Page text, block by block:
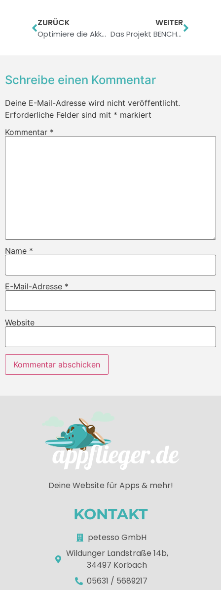
ZURÜCK
Optimiere die Akkuleistung Deines iPhones mit Normal
WEITER
Das Projekt BENCHMA[®]C – Wie man altgedienten MACs einen neuen Sinn verleiht
Schreibe einen Kommentar
Deine E-Mail-Adresse wird nicht veröffentlicht.
Erforderliche Felder sind mit * markiert
Kommentar *
Name *
E-Mail-Adresse *
Website
Deine Website für Apps & mehr!
KONTAKT
petesso GmbH
Wildunger Landstraße 14b,
34497 Korbach
05631 / 5689217